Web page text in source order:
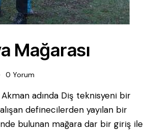
Mağarası
0 Yorum
adında Diş teknisyeni bir
definecilerden yayılan bir
bulunan mağara dar bir giriş ile